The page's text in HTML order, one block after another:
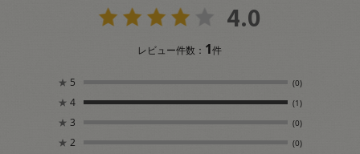
4.0
レビュー件数： 1件
★ 5 (0)
★ 4 (1)
★ 3 (0)
★ 2 (0)